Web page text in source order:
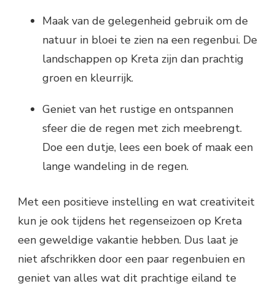
Maak van de gelegenheid gebruik om de
natuur in bloei te zien na een regenbui. De
landschappen op Kreta zijn dan prachtig
groen en kleurrijk.
Geniet van het rustige en ontspannen
sfeer die de regen met zich meebrengt.
Doe een dutje, lees een boek of maak een
lange wandeling in de regen.
Met een positieve instelling en wat creativiteit
kun je ook tijdens het regenseizoen op Kreta
een geweldige vakantie hebben. Dus laat je
niet afschrikken door een paar regenbuien en
geniet van alles wat dit prachtige eiland te